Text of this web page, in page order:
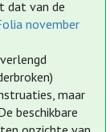
dat van de
november
maar
beschikbare